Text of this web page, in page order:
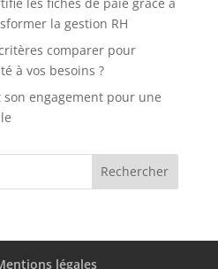
la gestion RH
comparer pour
à vos besoins ?
son engagement pour une
légales